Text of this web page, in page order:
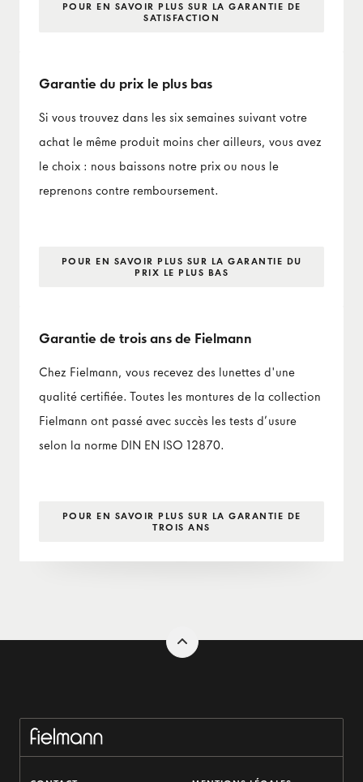
POUR EN SAVOIR PLUS SUR LA GARANTIE DE
SATISFACTION
Garantie du prix le plus bas
Si vous trouvez dans les six semaines suivant votre
achat le même produit moins cher ailleurs, vous avez
le choix : nous baissons notre prix ou nous le
reprenons contre remboursement.
POUR EN SAVOIR PLUS SUR LA GARANTIE DU
PRIX LE PLUS BAS
Garantie de trois ans de Fielmann
Chez Fielmann, vous recevez des lunettes d'une
qualité certifiée. Toutes les montures de la collection
Fielmann ont passé avec succès les tests d’usure
selon la norme DIN EN ISO 12870.
POUR EN SAVOIR PLUS SUR LA GARANTIE DE
TROIS ANS